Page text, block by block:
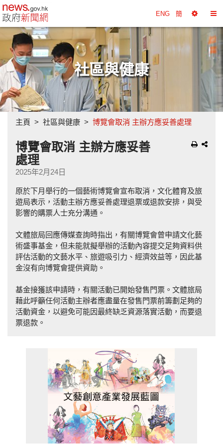
政府新聞網主頁 ENG 簡
擇
換
目
錄
社區與健康
主頁 社區與健康 博覽會取消 主辦方應妥善處理
博覽會取消 主辦方應妥善
處理
2025年2月24日
原於下月舉行的一個藝術博覽會宣布取消，文化體育及旅
遊局表示，活動主辦方應妥善處理退票或退款安排，與受
影響的購票人士充分溝通。
文體旅局回應傳媒查詢時指出，有關博覽會曾申請文化藝
術盛事基金，但未能就擬舉辦的活動內容提交足夠資料供
評估活動的文藝水平、旅遊吸引力、經濟效益等，因此基
金沒有向博覽會提供資助。
基金接獲該申請時，有關活動已開始發售門票。文體旅局
藉此呼籲任何活動主辦者應盡量在發售門票前籌劃足夠的
活動資金，以避免可能因最終缺乏資源落實活動，而要退
票退款。